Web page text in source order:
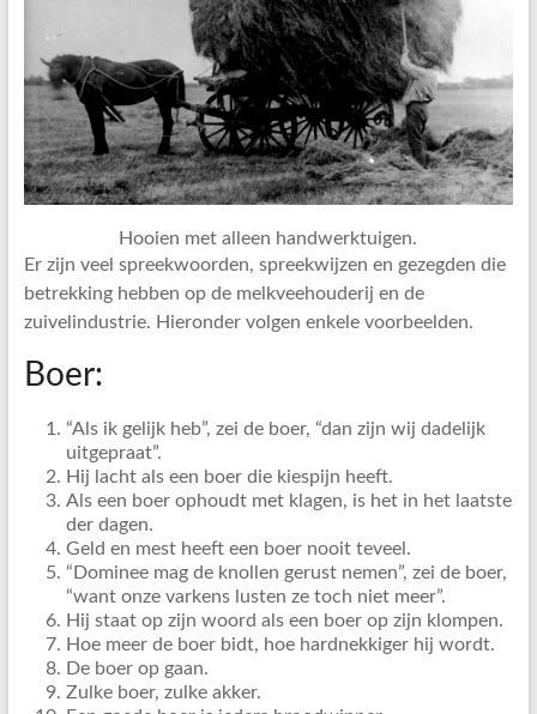
Hooien met alleen handwerktuigen.
Er zijn veel spreekwoorden, spreekwijzen en gezegden die
betrekking hebben op de melkveehouderij en de
zuivelindustrie. Hieronder volgen enkele voorbeelden.
Boer:
“Als ik gelijk heb”, zei de boer, “dan zijn wij dadelijk
uitgepraat”.
Hij lacht als een boer die kiespijn heeft.
Als een boer ophoudt met klagen, is het in het laatste
der dagen.
Geld en mest heeft een boer nooit teveel.
“Dominee mag de knollen gerust nemen”, zei de boer,
“want onze varkens lusten ze toch niet meer”.
Hij staat op zijn woord als een boer op zijn klompen.
Hoe meer de boer bidt, hoe hardnekkiger hij wordt.
De boer op gaan.
Zulke boer, zulke akker.